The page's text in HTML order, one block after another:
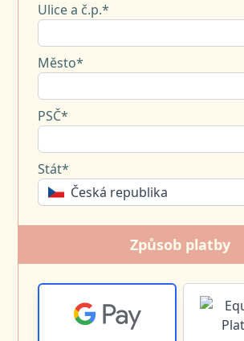
Ulice a č.p.*
Město*
PSČ*
Stát*
Česká republika
Způsob platby